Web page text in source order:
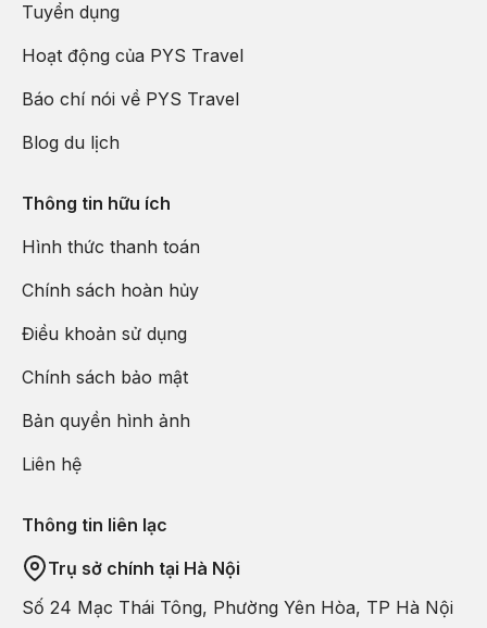
Tuyển dụng
Hoạt động của PYS Travel
Báo chí nói về PYS Travel
Blog du lịch
Thông tin hữu ích
Hình thức thanh toán
Chính sách hoàn hủy
Điều khoản sử dụng
Chính sách bảo mật
Bản quyền hình ảnh
Liên hệ
Thông tin liên lạc
Trụ sở chính tại Hà Nội
Số 24 Mạc Thái Tông, Phường Yên Hòa, TP Hà Nội